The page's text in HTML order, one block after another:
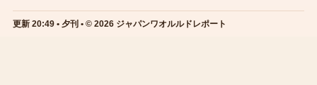
更新 20:49 • 夕刊 • © 2026 ジャパンワオルルドレポート